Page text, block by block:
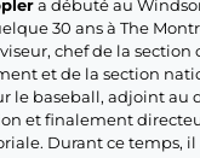
a débuté au
30 ans à The
chef de la section
et de la section
le baseball, adjoint au
et finalement
Durant ce temps, il